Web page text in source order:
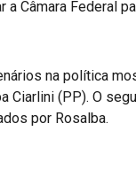
Câmara Federal
na política
(PP). O
por Rosalba.